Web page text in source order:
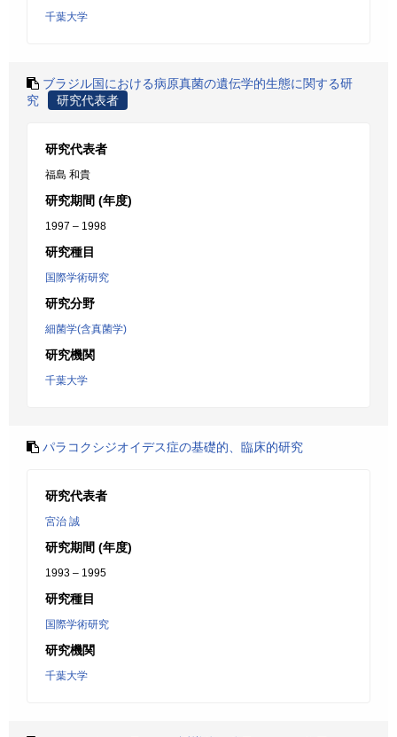
千葉大学
ブラジル国における病原真菌の遺伝学的生態に関する研
究
研究代表者
研究代表者
福島 和貴
研究期間 (年度)
1997 – 1998
研究種目
国際学術研究
研究分野
細菌学(含真菌学)
研究機関
千葉大学
パラコクシジオイデス症の基礎的、臨床的研究
研究代表者
宮治 誠
研究期間 (年度)
1993 – 1995
研究種目
国際学術研究
研究機関
千葉大学